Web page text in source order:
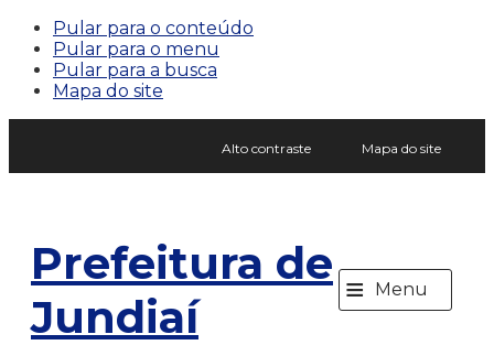
Pular para o conteúdo
Pular para o menu
Pular para a busca
Mapa do site
Alto contraste Mapa do site
Prefeitura de
Jundiaí
≡ Menu